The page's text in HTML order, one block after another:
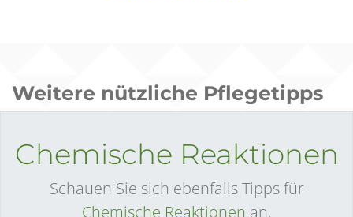
Weitere nützliche Pflegetipps
Chemische Reaktionen
Schauen Sie sich ebenfalls Tipps für
Chemische Reaktionen an.